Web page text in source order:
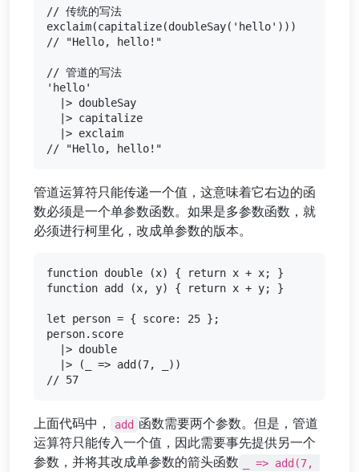
// 传统的写法
exclaim(capitalize(doubleSay('hello')))
// "Hello, hello!"
// 管道的写法
'hello'
  |> doubleSay
  |> capitalize
  |> exclaim
管道运算符只能传递一个值，这意味着它右边的函
数必须是一个单参数函数。如果是多参数函数，就
必须进行柯里化，改成单参数的版本。
function double (x) { return x + x; }
function add (x, y) { return x + y; }
let person = { score: 25 };
person.score
  |> double
  |> (_ => add(7, _))
上面代码中， add 函数需要两个参数。但是，管道
运算符只能传入一个值，因此需要事先提供另一个
参数，并将其改成单参数的箭头函数
_ => add(7,